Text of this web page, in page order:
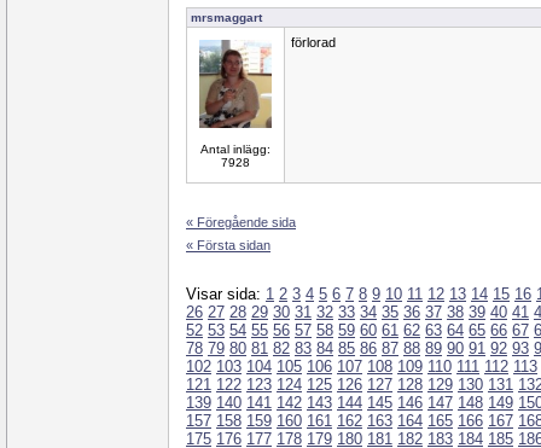
mrsmaggart
Antal inlägg:
7928
förlorad
« Föregående sida
« Första sidan
Visar sida: 1 2 3 4 5 6 7 8 9 10 11 12 13 14 15 16
26 27 28 29 30 31 32 33 34 35 36 37 38 39 40 41
52 53 54 55 56 57 58 59 60 61 62 63 64 65 66 67
78 79 80 81 82 83 84 85 86 87 88 89 90 91 92 93
102 103 104 105 106 107 108 109 110 111 112 113
121 122 123 124 125 126 127 128 129 130 131
139 140 141 142 143 144 145 146 147 148 149
157 158 159 160 161 162 163 164 165 166 167
175 176 177 178 179 180 181 182 183 184 185